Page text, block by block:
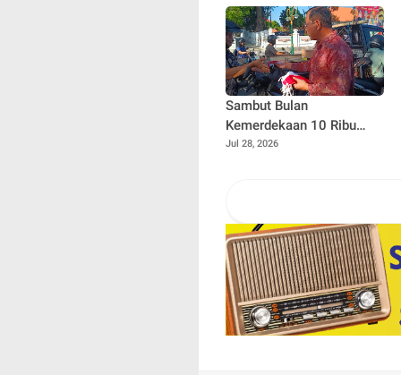
Pusaka
Sambut Bulan
Kemerdekaan 10 Ribu
Bendera Siap Dibagikan
Jul 28, 2026